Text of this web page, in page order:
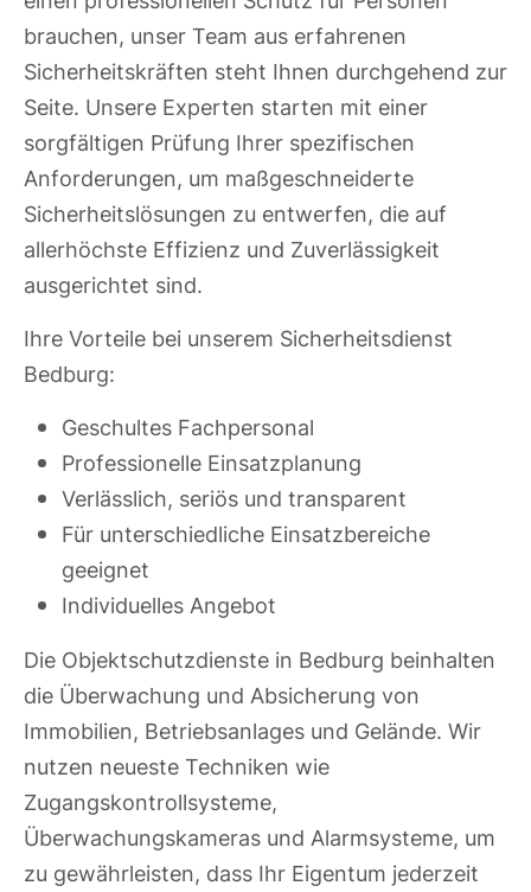
brauchen, unser Team aus erfahrenen
Sicherheitskräften steht Ihnen durchgehend zur
Seite. Unsere Experten starten mit einer
sorgfältigen Prüfung Ihrer spezifischen
Anforderungen, um maßgeschneiderte
Sicherheitslösungen zu entwerfen, die auf
allerhöchste Effizienz und Zuverlässigkeit
ausgerichtet sind.
Ihre Vorteile bei unserem Sicherheitsdienst
Bedburg:
Geschultes Fachpersonal
Professionelle Einsatzplanung
Verlässlich, seriös und transparent
Für unterschiedliche Einsatzbereiche
geeignet
Individuelles Angebot
Die Objektschutzdienste in Bedburg beinhalten
die Überwachung und Absicherung von
Immobilien, Betriebsanlages und Gelände. Wir
nutzen neueste Techniken wie
Zugangskontrollsysteme,
Überwachungskameras und Alarmsysteme, um
zu gewährleisten, dass Ihr Eigentum jederzeit